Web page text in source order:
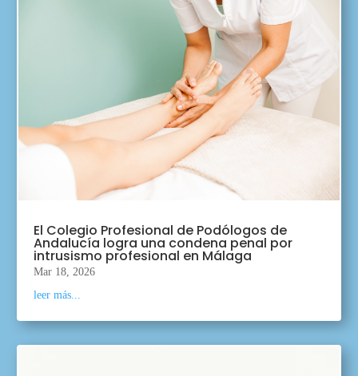
El Colegio Profesional de Podólogos de
Andalucía logra una condena penal por
intrusismo profesional en Málaga
Mar 18, 2026
leer más...